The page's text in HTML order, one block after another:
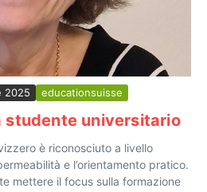
2025 educationsuisse
studente universitario
è riconosciuto a livello
e l’orientamento pratico.
mettere il focus sulla formazione